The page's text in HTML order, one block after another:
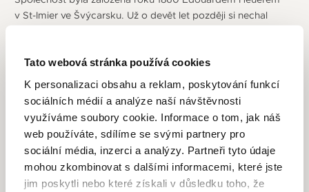
Tato webová stránka používá cookies
K personalizaci obsahu a reklam, poskytování funkcí
sociálních médií a analýze naší návštěvnosti
využíváme soubory cookie. Informace o tom, jak náš
web používáte, sdílíme se svými partnery pro
sociální média, inzerci a analýzy. Partneři tyto údaje
mohou zkombinovat s dalšími informacemi, které jste
jim poskytli nebo které získali v důsledku toho, že
v St-Imier ve Švýcarsku. Už o devět let později si nechal
přišel v roce 1887, kdy si nechal patentovat oscilační
pastorek pro mechanické chronografy, který se používá až
do dnešních dob. První úspěchy zaznamenal Heuer stříbrnou
medailí na mezinárodním veletrhu v Amsterdamu (1883).
Další získal o 6 let později v Paříži. Na začátku 20. století
se firma začala věnovat i přesným chronografům,
patentovala si Pulsmetr (1908), který se používá do teď. Dále
se chronografy montovaly do přístrojových desek aut (1911)
a hlavně vydala „mikrograf“ s přesností 1/100 sekundy (1916).